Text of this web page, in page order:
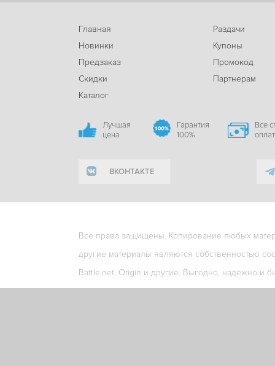
Главная
Новинки
Предзаказ
Скидки
Каталог
Раздачи
Купоны
Промокод
Партнерам
Лучшая
цена
Гарантия
100%
Все
ВКОНТАКТЕ
Все права защищены. Копирование любых
другие материалы являются собственностью
Battle.net, Origin и другие. Выгодно, надежно и